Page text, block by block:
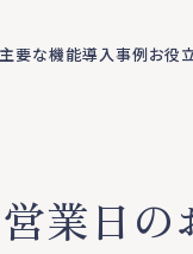
主要な機能導入事例お役
業日の